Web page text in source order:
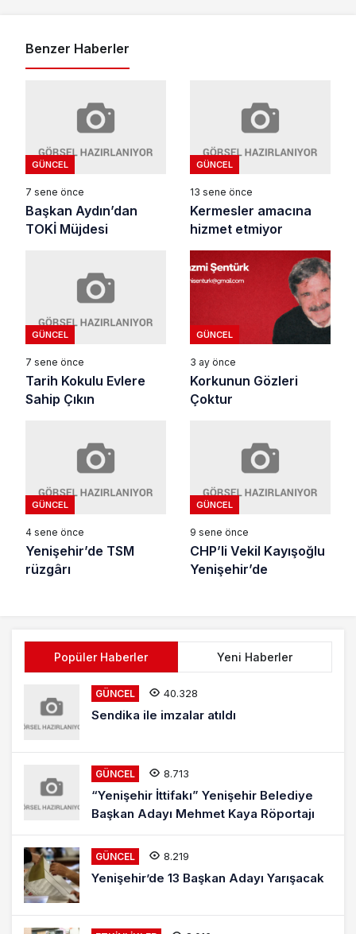
Benzer Haberler
GÜNCEL
7 sene önce
Başkan Aydın’dan
TOKİ Müjdesi
GÜNCEL
13 sene önce
Kermesler amacına
hizmet etmiyor
GÜNCEL
7 sene önce
Tarih Kokulu Evlere
Sahip Çıkın
GÜNCEL
3 ay önce
Korkunun Gözleri
Çoktur
GÜNCEL
4 sene önce
Yenişehir’de TSM
rüzgârı
GÜNCEL
9 sene önce
CHP’li Vekil Kayışoğlu
Yenişehir’de
Popüler Haberler Yeni Haberler
GÜNCEL 40.328
Sendika ile imzalar atıldı
GÜNCEL 8.713
“Yenişehir İttifakı” Yenişehir Belediye
Başkan Adayı Mehmet Kaya Röportajı
GÜNCEL 8.219
Yenişehir’de 13 Başkan Adayı Yarışacak